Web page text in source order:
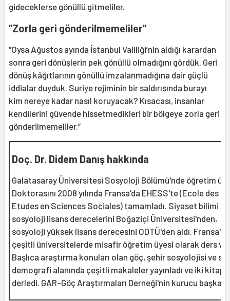
gideceklerse gönüllü gitmeliler.
“Zorla geri gönderilmemeliler”
“Oysa Ağustos ayında İstanbul Valiliği’nin aldığı karardan
sonra geri dönüşlerin pek gönüllü olmadığını gördük. Geri
dönüş kâğıtlarının gönüllü imzalanmadığına dair güçlü
iddialar duyduk. Suriye rejiminin bir saldırısında burayı
kim nereye kadar nasıl koruyacak? Kısacası, insanlar
kendilerini güvende hissetmedikleri bir bölgeye zorla geri
gönderilmemeliler.”
Doç. Dr. Didem Danış hakkında
Galatasaray Üniversitesi Sosyoloji Bölümü'nde öğretim
Doktorasını 2008 yılında Fransa'da EHESS'te (Ecole des
Etudes en Sciences Sociales) tamamladı. Siyaset bilimi ve
sosyoloji lisans derecelerini Boğaziçi Üniversitesi'nden,
sosyoloji yüksek lisans derecesini ODTÜ'den aldı. Fransa'da
çeşitli üniversitelerde misafir öğretim üyesi olarak ders
Başlıca araştırma konuları olan göç, şehir sosyolojisi ve
demografi alanında çeşitli makaleler yayınladı ve iki kitap
derledi. GAR-Göç Araştırmaları Derneği'nin kurucu